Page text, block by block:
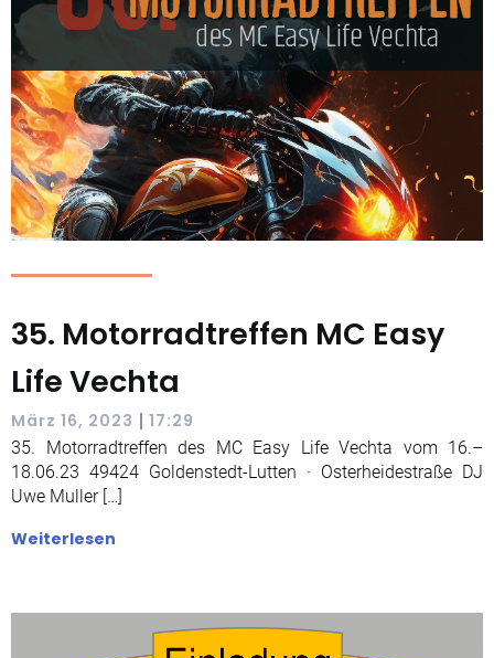
35. Motorradtreffen MC Easy
Life Vechta
März 16, 2023 | 17:29
35. Motorradtreffen des MC Easy Life Vechta vom 16.–
18.06.23 49424 Goldenstedt-Lutten · Osterheidestraße DJ
Uwe Muller […]
Weiterlesen